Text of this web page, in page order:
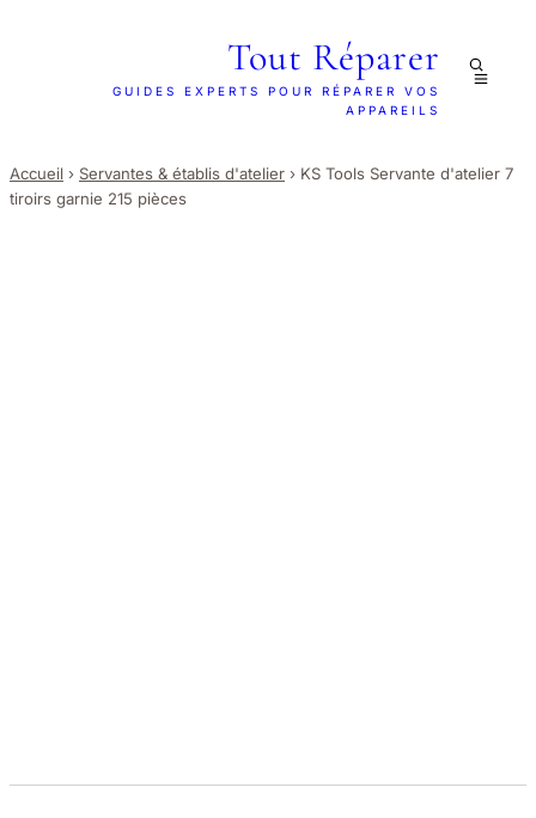
Tout Réparer
GUIDES EXPERTS POUR RÉPARER VOS
APPAREILS
Accueil › Servantes & établis d'atelier › KS Tools Servante d'atelier 7
tiroirs garnie 215 pièces